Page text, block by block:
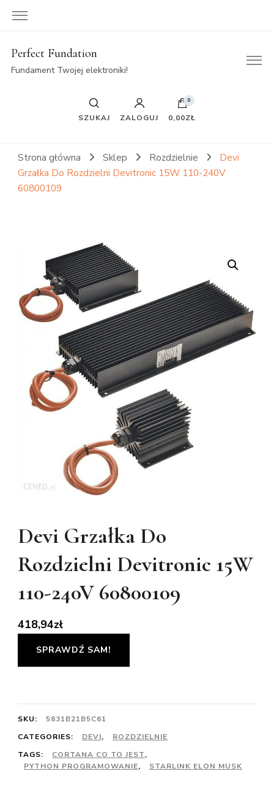
Perfect Fundation
Fundament Twojej elektroniki!
SZUKAJ ZALOGUJ
0
0,00ZŁ
Strona główna Sklep Rozdzielnie
Devi
Grzałka Do Rozdzielni Devitronic 15W 110-240V
60800109
Devi Grzałka Do
Rozdzielni Devitronic 15W
110-240V 60800109
418,94zł
SPRAWDŹ SAM!
SKU:
5831B21B5C61
CATEGORIES:
DEVI,
ROZDZIELNIE
TAGS:
CORTANA CO TO JEST,
PYTHON PROGRAMOWANIE, STARLINK ELON MUSK